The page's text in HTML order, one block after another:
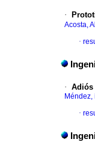
·
Acosta,
·
· Adiós
Méndez,
·